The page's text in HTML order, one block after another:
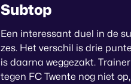
Subtop
Een interessant duel in de
zes. Het verschil is drie
is daarna weggezakt.
tegen FC Twente nog niet